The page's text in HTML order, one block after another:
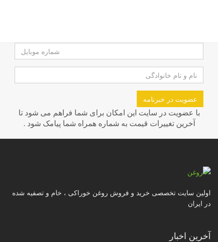
عضویت در خبرنامه
با عضویت در سایت این امکان برای شما فراهم می شود تا
آخرین تغییرات قیمت به شماره همراه شما پیامک شود .
اولین سایت تخصصی خرید و فروش روغن خوراکی ، خام و تصفیه شده
در ایران
آخرین اخبار